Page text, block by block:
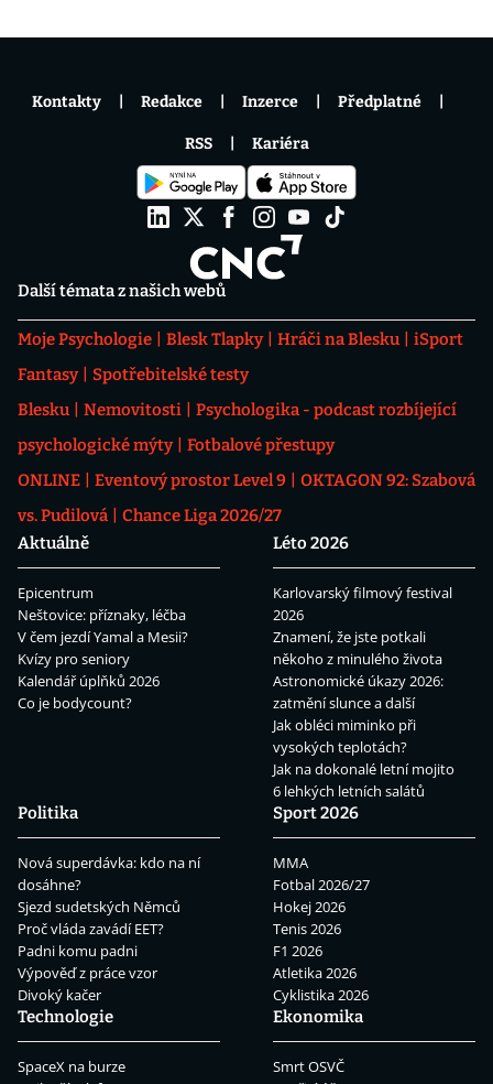
Další témata z našich webů
Moje Psychologie Blesk Tlapky Hráči na Blesku
iSport
Fantasy
Spotřebitelské testy
Blesku
Nemovitosti
Psychologika - podcast rozbíjející
psychologické mýty
Fotbalové přestupy
ONLINE
Eventový prostor Level 9
OKTAGON 92: Szabová
vs. Pudilová
Chance Liga 2026/27
Aktuálně
Epicentrum
Neštovice: příznaky, léčba
V čem jezdí Yamal a Mesii?
Kvízy pro seniory
Kalendář úplňků 2026
Co je bodycount?
Léto 2026
Karlovarský filmový festival
2026
Znamení, že jste potkali
někoho z minulého života
Astronomické úkazy 2026:
zatmění slunce a další
Jak obléci miminko při
vysokých teplotách?
Jak na dokonalé letní mojito
6 lehkých letních salátů
Politika
Nová superdávka: kdo na ní
dosáhne?
Sjezd sudetských Němců
Proč vláda zavádí EET?
Padni komu padni
Výpověď z práce vzor
Divoký kačer
Sport 2026
MMA
Fotbal 2026/27
Hokej 2026
Tenis 2026
F1 2026
Atletika 2026
Cyklistika 2026
Technologie
SpaceX na burze
Ekonomika
Smrt OSVČ
Kontakty Redakce Inzerce Předplatné
RSS Kariéra